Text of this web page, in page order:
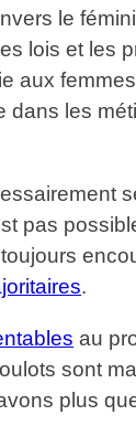
le
lois et
aux
dans les
pas
.
au
sont
plus